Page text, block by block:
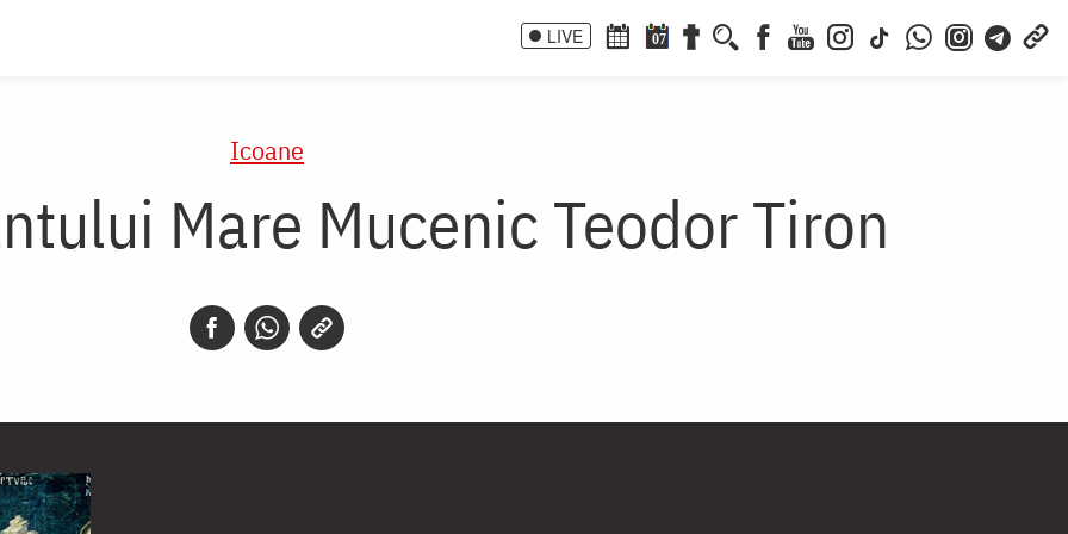
LIVE 07
Icoane
Mare Mucenic Teodor Tiron